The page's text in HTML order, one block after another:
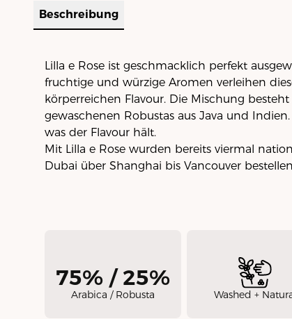
Beschreibung
Lilla e Rose ist geschmacklich perfekt
fruchtige und würzige Aromen verleihen
körperreichen Flavour. Die Mischung
gewaschenen Robustas aus Java und
was der Flavour hält.
Mit Lilla e Rose wurden bereits viermal
Dubai über Shanghai bis Vancouver
75% / 25%
Arabica / Robusta Washed +